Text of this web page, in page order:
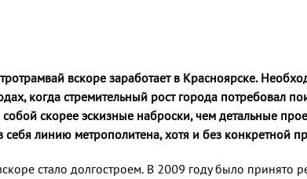
вскоре заработает в Красноярске.
когда стремительный рост города потребовал
скорее эскизные наброски, чем детальные
линию метрополитена, хотя и без конкретной
стало долгостроем. В 2009 году было